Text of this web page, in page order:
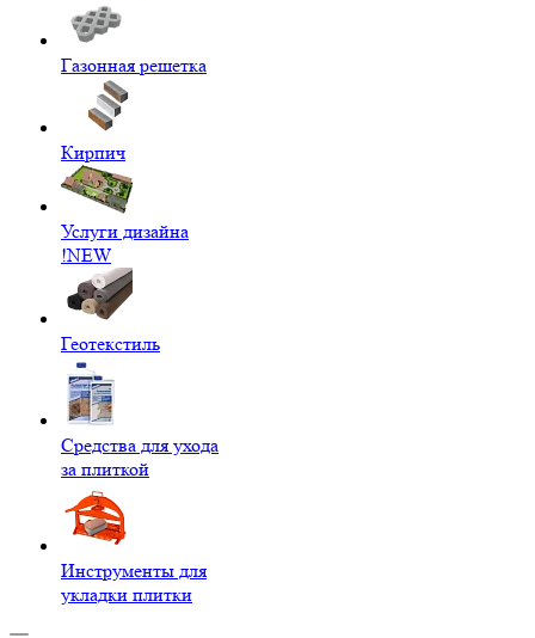
Газонная решетка
Кирпич
Услуги дизайна
!NEW
Геотекстиль
Средства для ухода
за плиткой
Инструменты для
укладки плитки